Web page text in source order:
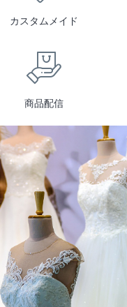
カスタムメイド
商品配信